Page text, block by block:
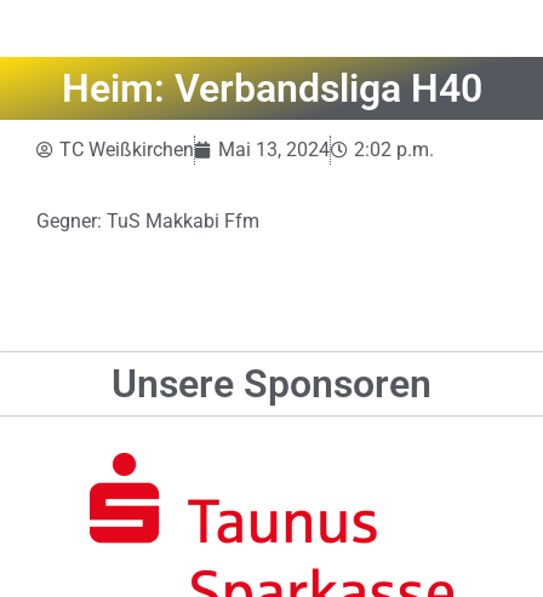
Heim: Verbandsliga H40
TC Weißkirchen Mai 13, 2024 2:02 p.m.
Gegner: TuS Makkabi Ffm
Unsere Sponsoren